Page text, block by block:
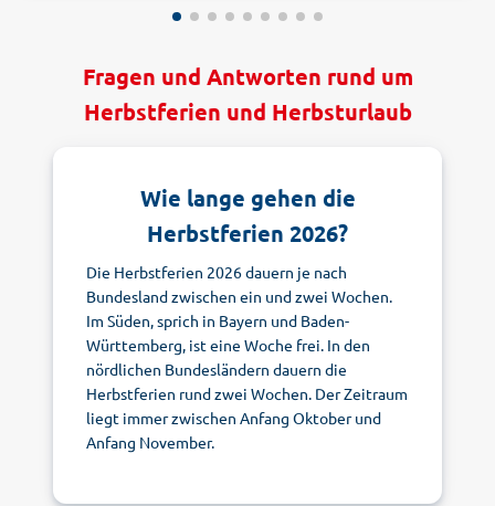
Fragen und Antworten rund um
Herbstferien und Herbsturlaub
Wie lange gehen die
Herbstferien 2026?
Die Herbstferien 2026 dauern je nach
Bundesland zwischen ein und zwei Wochen.
Im Süden, sprich in Bayern und Baden-
Württemberg, ist eine Woche frei. In den
nördlichen Bundesländern dauern die
Herbstferien rund zwei Wochen. Der Zeitraum
liegt immer zwischen Anfang Oktober und
Anfang November.